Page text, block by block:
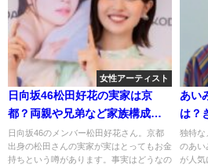
女性アーティスト
日向坂46松田好花の実家は京
都？両親や兄弟など家族構成や
エピソードを紹介！
日向坂46のメンバー松田好花さん。京都
出身の松田さんの実家が実はとってもお金
持ちという噂があります。事実はどうなの
あい
は？
独特な
のあい
が人